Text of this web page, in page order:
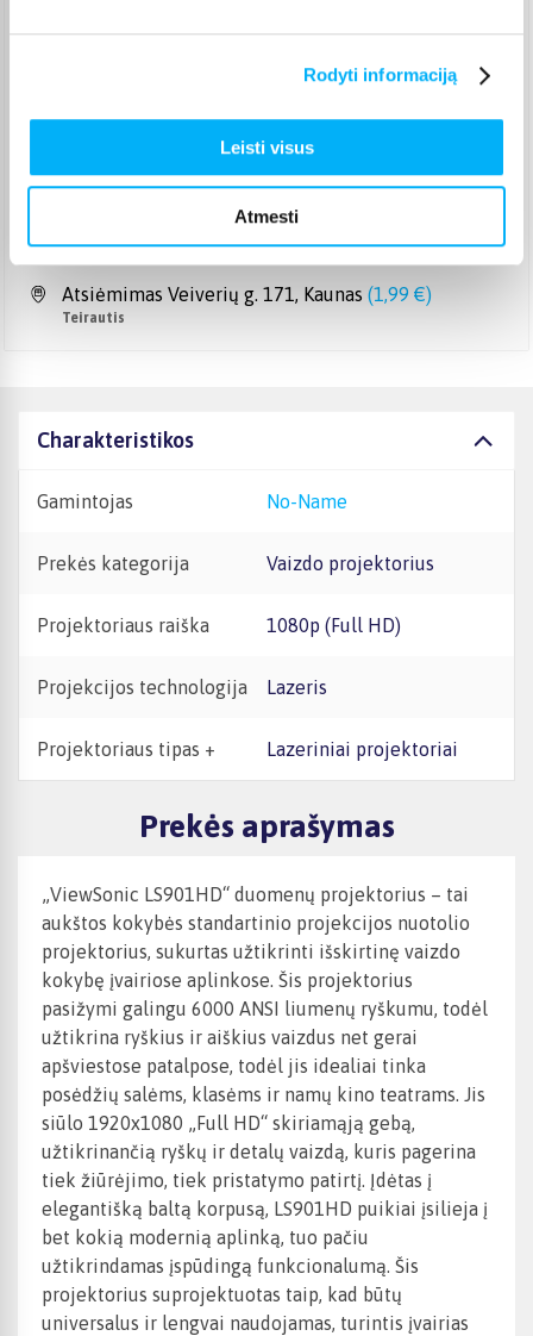
Rodyti informaciją
Leisti visus
Atmesti
Teirautis
2,39 €)
7,99 €)
Teirautis
3,99 €)
Atsiėmimas Veiverių g. 171, Kaunas (1,99 €)
Teirautis
Charakteristikos
Gamintojas No-Name
Prekės kategorija Vaizdo projektorius
Projektoriaus raiška 1080p (Full HD)
Projekcijos technologija Lazeris
Projektoriaus tipas + Lazeriniai projektoriai
Prekės aprašymas
„ViewSonic LS901HD“ duomenų projektorius – tai
aukštos kokybės standartinio projekcijos nuotolio
projektorius, sukurtas užtikrinti išskirtinę vaizdo
kokybę įvairiose aplinkose. Šis projektorius
pasižymi galingu 6000 ANSI liumenų ryškumu, todėl
užtikrina ryškius ir aiškius vaizdus net gerai
apšviestose patalpose, todėl jis idealiai tinka
posėdžių salėms, klasėms ir namų kino teatrams. Jis
siūlo 1920x1080 „Full HD“ skiriamąją gebą,
užtikrinančią ryškų ir detalų vaizdą, kuris pagerina
tiek žiūrėjimo, tiek pristatymo patirtį. Įdėtas į
elegantišką baltą korpusą, LS901HD puikiai įsilieja į
bet kokią modernią aplinką, tuo pačiu
užtikrindamas įspūdingą funkcionalumą. Šis
projektorius suprojektuotas taip, kad būtų
universalus ir lengvai naudojamas, turintis įvairias